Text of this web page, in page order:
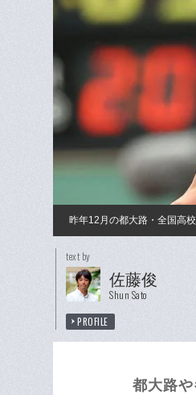
昨年12月の都大路・全国高
text by
佐藤俊
Shun Sato
PROFILE
都大路や